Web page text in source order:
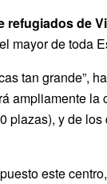
refugiados de
mayor de toda
tan grande”, ha
ampliamente la
plazas), y de los
este